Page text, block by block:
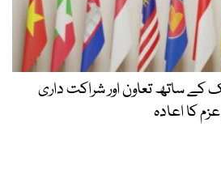
کے ساتھ تعاون اور شراکت داری
کا اعادہ